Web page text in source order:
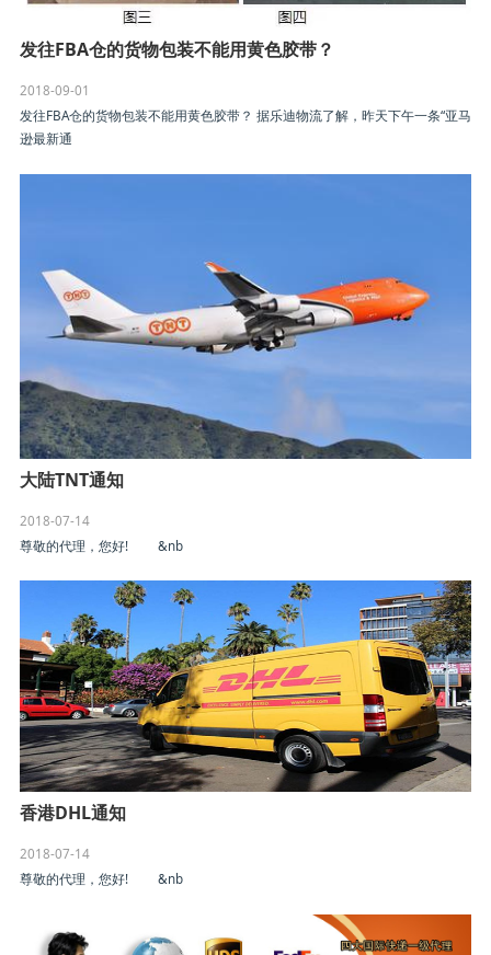
发往FBA仓的货物包装不能用黄色胶带？
2018-09-01
发往FBA仓的货物包装不能用黄色胶带？ 据乐迪物流了解，昨天下午一条“亚马
逊最新通
大陆TNT通知
2018-07-14
尊敬的代理，您好! &nb
香港DHL通知
2018-07-14
尊敬的代理，您好! &nb